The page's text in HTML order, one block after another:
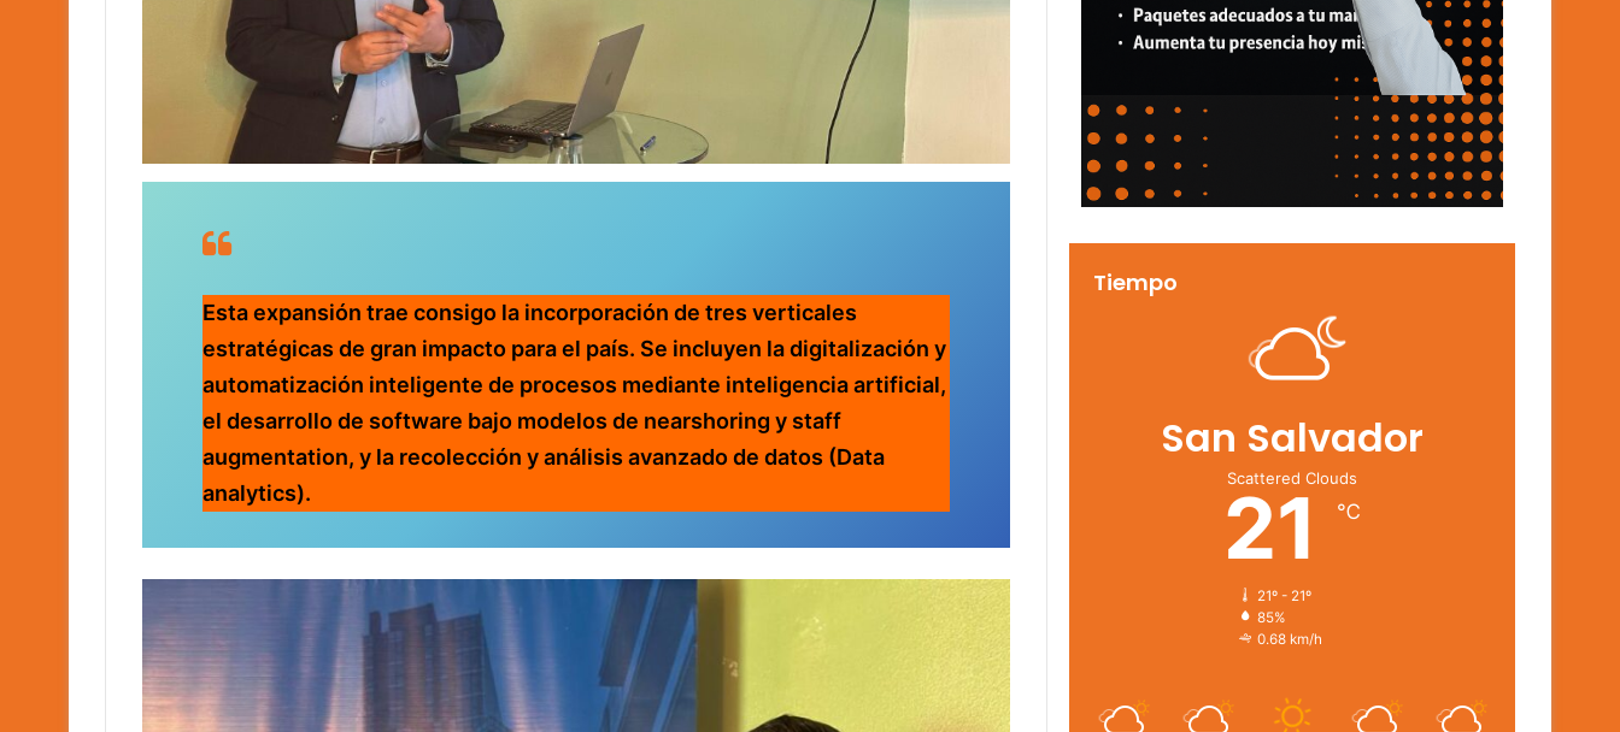
Esta expansión trae consigo la incorporación de tres verticales
estratégicas de gran impacto para el país. Se incluyen la digitalización y
automatización inteligente de procesos mediante inteligencia artificial,
el desarrollo de software bajo modelos de nearshoring y staff
augmentation, y la recolección y análisis avanzado de datos (Data
analytics).
Tiempo
San Salvador
Scattered Clouds
21 ℃
21º - 21º
85%
0.68 km/h